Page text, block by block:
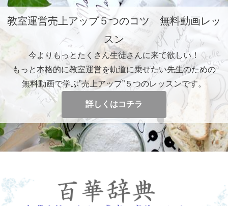
教室運営売上アップ５つのコツ 無料動画レッ
スン
今よりもっとたくさん生徒さんに来て欲しい！
もっと本格的に教室運営を軌道に乗せたい先生のための
無料動画で学ぶ”売上アップ”５つのレッスンです。
詳しくはコチラ